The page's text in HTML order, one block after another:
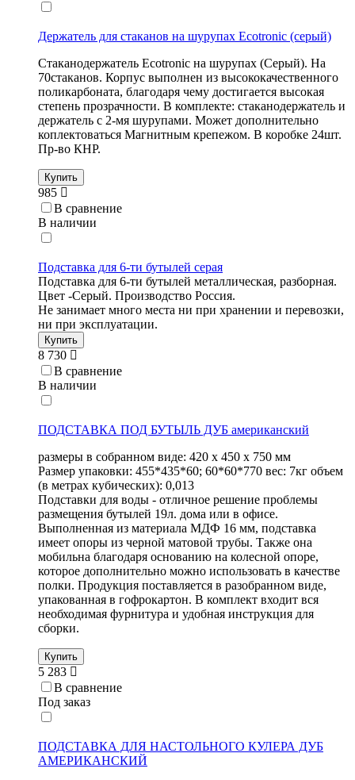
Держатель для стаканов на шурупах Ecotronic (серый)
Стаканодержатель Ecotronic на шурупах (Серый). На
70стаканов. Корпус выполнен из высококачественного
поликарбоната, благодаря чему достигается высокая
степень прозрачности. В комплекте: стаканодержатель и
держатель с 2-мя шурупами. Может дополнительно
коплектоваться Магнитным крепежом. В коробке 24шт.
Пр-во КНР.
Купить
985
В сравнение
В наличии
Подставка для 6-ти бутылей серая
Подставка для 6-ти бутылей металлическая, разборная.
Цвет -Серый. Производство Россия.
Не занимает много места ни при хранении и перевозки,
ни при эксплуатации.
Купить
8 730
В сравнение
В наличии
ПОДСТАВКА ПОД БУТЫЛЬ ДУБ американский
размеры в собранном виде: 420 х 450 х 750 мм
Размер упаковки: 455*435*60; 60*60*770 вес: 7кг объем
(в метрах кубических): 0,013
Подставки для воды - отличное решение проблемы
размещения бутылей 19л. дома или в офисе.
Выполненная из материала МДФ 16 мм, подставка
имеет опоры из черной матовой трубы. Также она
мобильна благодаря основанию на колесной опоре,
которое дополнительно можно использовать в качестве
полки. Продукция поставляется в разобранном виде,
упакованная в гофрокартон. В комплект входит вся
необходимая фурнитура и удобная инструкция для
сборки.
Купить
5 283
В сравнение
Под заказ
ПОДСТАВКА ДЛЯ НАСТОЛЬНОГО КУЛЕРА ДУБ
АМЕРИКАНСКИЙ